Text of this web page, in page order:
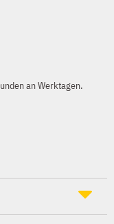
an Werktagen.